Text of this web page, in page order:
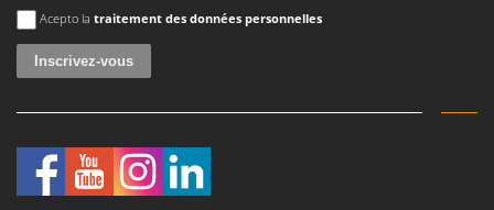
Pétrins à Spirale
Piscines
Plumeuses
Francini
G
G3 Ferrari
Gardena
Garofalo
GeoTech
Une erreur est survenue
Acepto la traitement des données personnelles